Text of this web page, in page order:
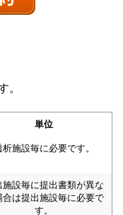
。
単位
析施設毎に必要です。
施設毎に提出書類が異な
合は提出施設毎に必要で
す。